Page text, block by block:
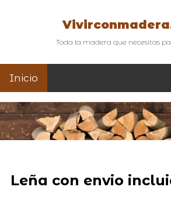
Toda la madera que necesitas
Inicio
Leña con envio